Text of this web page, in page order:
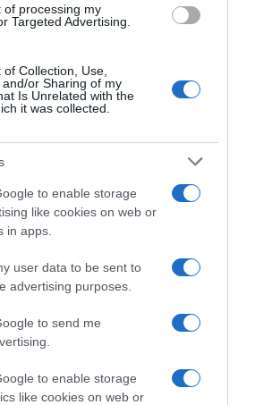
of processing my
Targeted Advertising.
Collection, Use,
or Sharing of my
Is Unrelated with the
it was collected.
to enable storage
like cookies on web or
in apps.
user data to be sent to
advertising purposes.
to send me
to enable storage
like cookies on web or
ΚΑΙ ΤΑ ΠΑΡΑΚΑΤΩ
Ισραήλ για τους Κούρδους
για το Μπέρμιγχαμ 2026:
παρουσία στο Ευρωπαϊκό Στίβου
ο Αντώνης Σαμαράς – Απειλή
ημερών: Κανονικός
της θερμοκρασίας